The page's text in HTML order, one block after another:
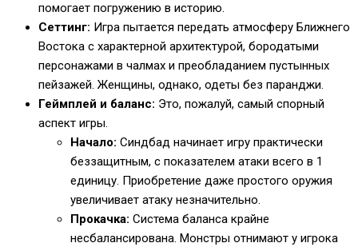
помогает погружению в историю.
Сеттинг: Игра пытается передать атмосферу Ближнего
Востока с характерной архитектурой, бородатыми
персонажами в чалмах и преобладанием пустынных
пейзажей. Женщины, однако, одеты без паранджи.
Геймплей и баланс: Это, пожалуй, самый спорный
аспект игры.
Начало: Синдбад начинает игру практически
беззащитным, с показателем атаки всего в 1
единицу. Приобретение даже простого оружия
увеличивает атаку незначительно.
Прокачка: Система баланса крайне
несбалансирована. Монстры отнимают у игрока